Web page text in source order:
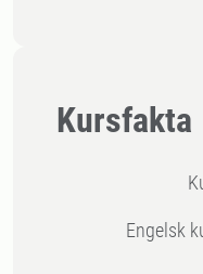
Kursfakta
Engelsk